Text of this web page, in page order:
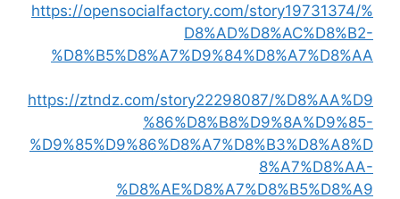
https://opensocialfactory.com/story19731374/%
D8%AD%D8%AC%D8%B2-
%D8%B5%D8%A7%D9%84%D8%A7%D8%AA
https://ztndz.com/story22298087/%D8%AA%D9
%86%D8%B8%D9%8A%D9%85-
%D9%85%D9%86%D8%A7%D8%B3%D8%A8%D
8%A7%D8%AA-
%D8%AE%D8%A7%D8%B5%D8%A9